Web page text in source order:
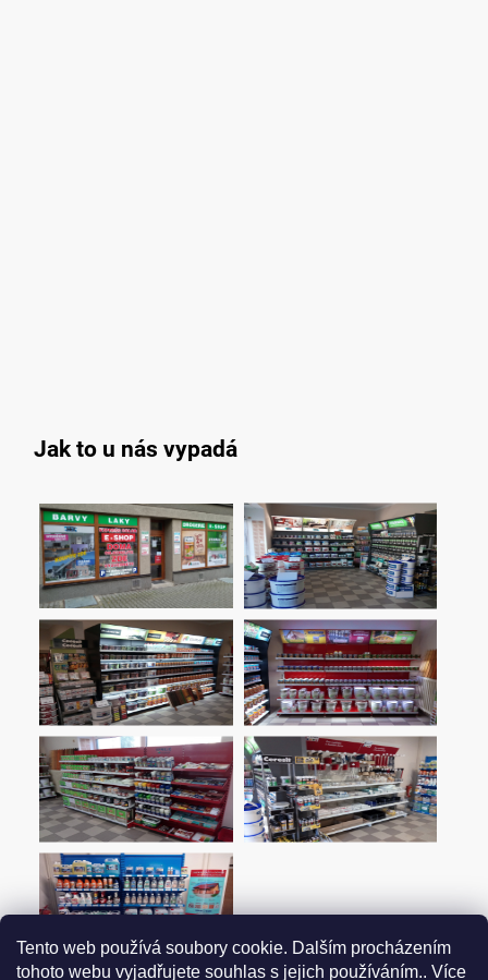
Tento web používá soubory cookie. Dalším procházením
tohoto webu vyjadřujete souhlas s jejich používáním.. Více
Jak to u nás vypadá